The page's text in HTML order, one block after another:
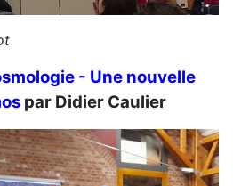
- Une nouvelle
par Didier Caulier